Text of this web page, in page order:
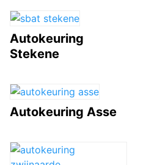
Autokeuring
Stekene
Autokeuring Asse